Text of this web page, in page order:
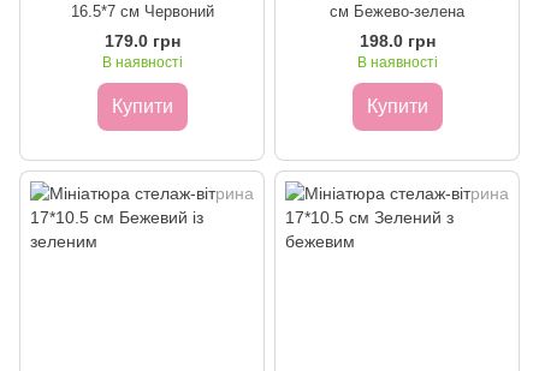
16.5*7 см Червоний
179.0 грн
В наявності
Купити
см Бежево-зелена
198.0 грн
В наявності
Купити